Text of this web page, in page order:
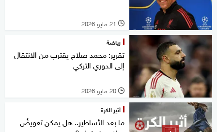
l 21 مايو 2026
رياضة
تقرير: محمد صلاح يقترب من الانتقال
إلى الدوري التركي
l 20 مايو 2026
أثير الكرة
ما بعد الأساطير.. هل يمكن تعويضُ